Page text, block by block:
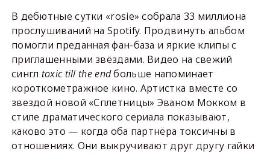
В дебютные сутки «rosie» собрала 33 миллиона
прослушиваний на Spotify. Продвинуть альбом
помогли преданная фан-база и яркие клипы с
приглашенными звёздами. Видео на свежий
сингл toxic till the endбольше напоминает
короткометражное кино. Артистка вместе со
звездой новой «Сплетницы» Эваном Мокком в
стиле драматического сериала показывают,
каково это — когда оба партнёра токсичны в
отношениях. Они выкручивают друг другу гайки